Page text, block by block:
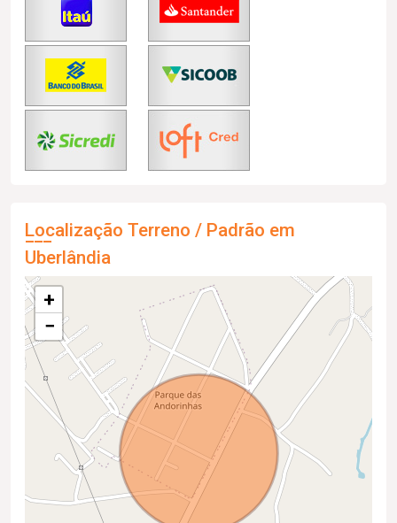
Localização Terreno / Padrão em
Uberlândia
+
−